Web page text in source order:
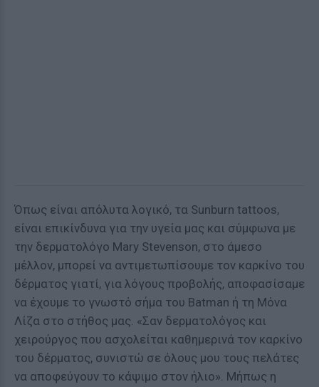
Όπως είναι απόλυτα λογικό, τα Sunburn tattoos,
είναι επικίνδυνα για την υγεία μας και σύμφωνα με
την δερματολόγο Mary Stevenson, στο άμεσο
μέλλον, μπορεί να αντιμετωπίσουμε τον καρκίνο του
δέρματος γιατί, για λόγους προβολής, αποφασίσαμε
να έχουμε το γνωστό σήμα του Batman ή τη Μόνα
Λίζα στο στήθος μας. «Σαν δερματολόγος και
χειρούργος που ασχολείται καθημερινά τον καρκίνο
του δέρματος, συνιστώ σε όλους μου τους πελάτες
να αποφεύγουν το κάψιμο στον ήλιο». Μήπως η